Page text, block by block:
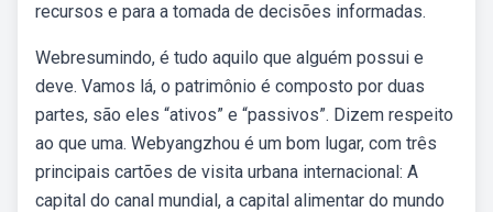
recursos e para a tomada de decisões informadas.
Webresumindo, é tudo aquilo que alguém possui e
deve. Vamos lá, o patrimônio é composto por duas
partes, são eles “ativos” e “passivos”. Dizem respeito
ao que uma. Webyangzhou é um bom lugar, com três
principais cartões de visita urbana internacional: A
capital do canal mundial, a capital alimentar do mundo